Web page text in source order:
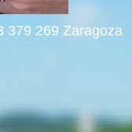
379 269 Zaragoza